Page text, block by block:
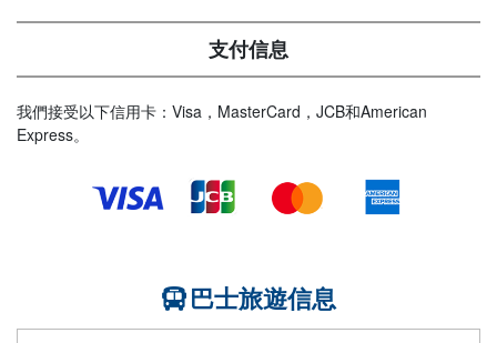
支付信息
我們接受以下信用卡：Visa，MasterCard，JCB和American
Express。
巴士旅遊信息